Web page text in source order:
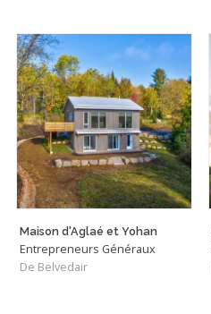
Maison d'Aglaé et Yohan
Entrepreneurs Généraux
De Belvedair